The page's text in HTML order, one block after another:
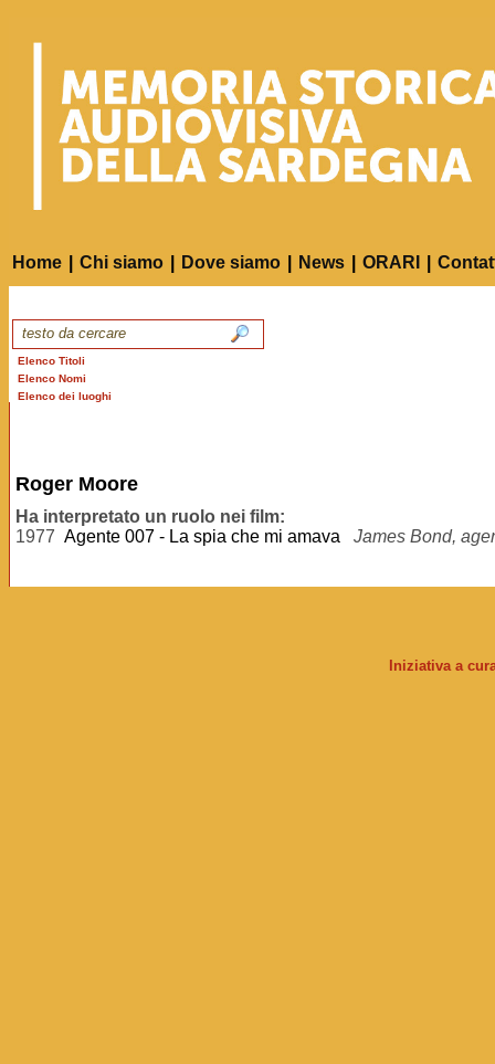
Home Chi siamo Dove siamo News ORARI
Elenco Titoli
Elenco Nomi
Elenco dei luoghi
Roger Moore
Ha interpretato un ruolo nei film:
1977 Agente 007 - La spia che mi amava James Bond,
Iniziativa a